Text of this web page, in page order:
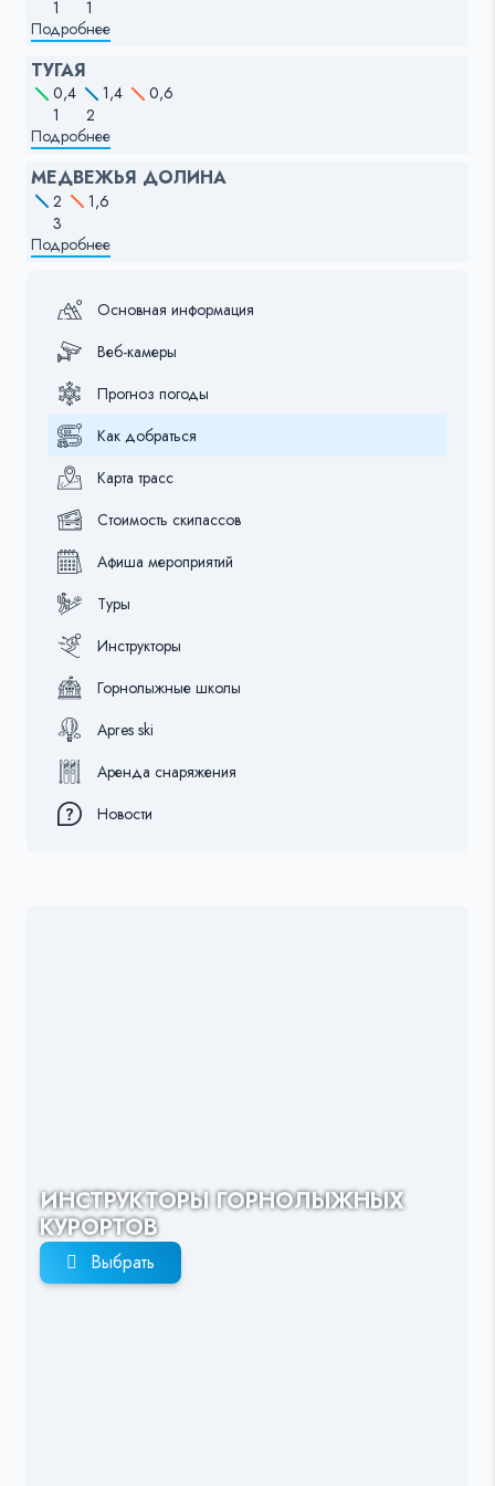
1
1
Подробнее
ТУГАЯ
0,4 1,4
0,6
1
2
Подробнее
МЕДВЕЖЬЯ ДОЛИНА
2
1,6
3
Подробнее
Основная информация
Веб-камеры
Прогноз погоды
Как добраться
Карта трасс
Стоимость скипассов
Афиша мероприятий
Туры
Инструкторы
Горнолыжные школы
Apres ski
Аренда снаряжения
Новости
ИНСТРУКТОРЫ ГОРНОЛЫЖНЫХ
КУРОРТОВ
Выбрать